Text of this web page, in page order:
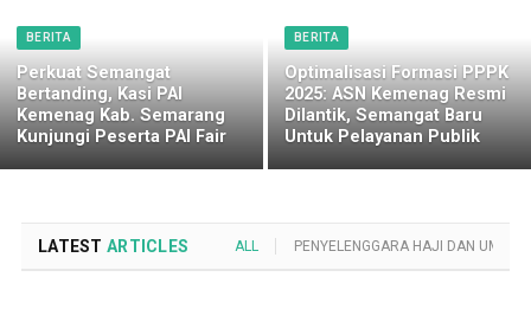
BERITA
Perkuat Semangat
Bertanding, Kasi PAI
Kemenag Kab. Semarang
Kunjungi Peserta PAI Fair
BERITA
Optimalisasi Formasi PPPK
2025: ASN Kemenag Resmi
Dilantik, Semangat Baru
Untuk Pelayanan Publik
LATEST ARTICLES ALL PENYELENGGARA HAJI DAN UMROH